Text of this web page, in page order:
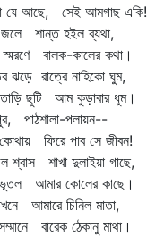
যে আছে, সেই আমগাছ একি!
জলে শান্ত হইল ব্যথা,
বালক-কালের কথা।
ঝড়ে রাত্রে নাহিকো ঘুম,
ছুটি আম কুড়াবার ধুম।
পাঠশালা-পলায়ন--
ফিরে পাব সে জীবন!
শ্বাস শাখা দুলাইয়া গাছে,
আমার কোলের কাছে।
আমারে চিনিল মাতা,
বারেক ঠেকানু মাথা।